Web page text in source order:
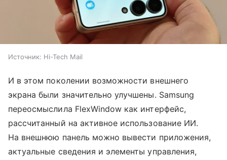
Источник: Hi-Tech Mail
И в этом поколении возможности внешнего
экрана были значительно улучшены. Samsung
переосмыслила FlexWindow как интерфейс,
рассчитанный на активное использование ИИ.
На внешнюю панель можно вывести приложения,
актуальные сведения и элементы управления,